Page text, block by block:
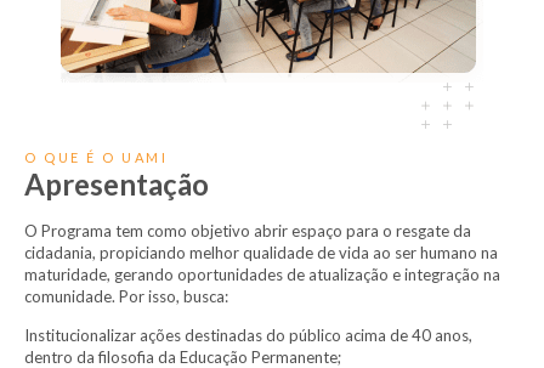
O QUE É O UAMI
Apresentação
O Programa tem como objetivo abrir espaço para o resgate da
cidadania, propiciando melhor qualidade de vida ao ser humano na
maturidade, gerando oportunidades de atualização e integração na
comunidade. Por isso, busca:
Institucionalizar ações destinadas do público acima de 40 anos,
dentro da filosofia da Educação Permanente;